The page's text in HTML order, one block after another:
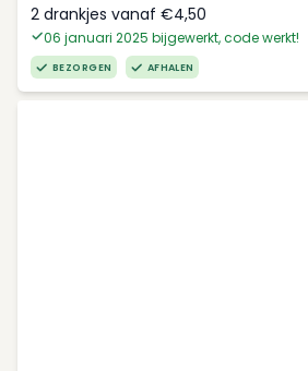
2 drankjes vanaf €4,50
06 januari 2025 bijgewerkt, code werkt!
BEZORGEN AFHALEN